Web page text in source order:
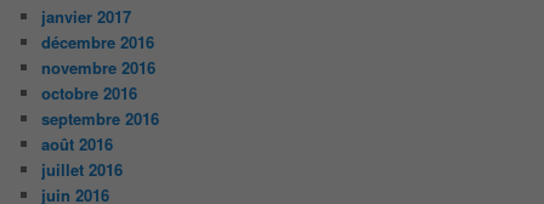
janvier 2017
décembre 2016
novembre 2016
octobre 2016
septembre 2016
août 2016
juillet 2016
juin 2016